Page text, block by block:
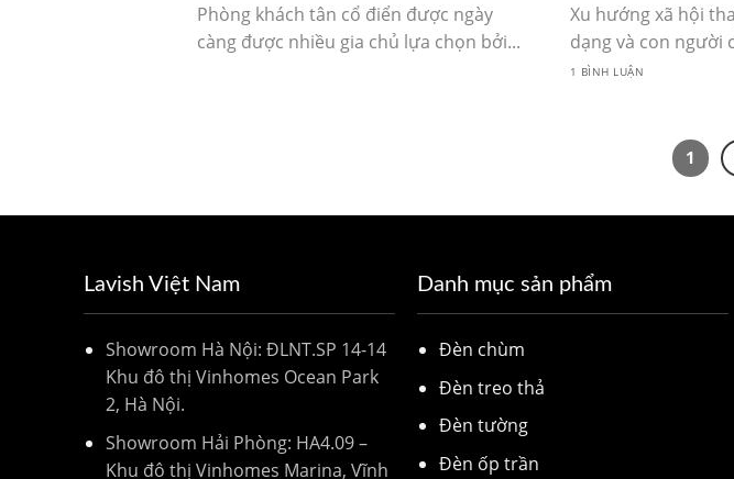
Phòng khách tân cổ điển được ngày
càng được nhiều gia chủ lựa chọn bởi...
Xu hướng xã hội
dạng và con người
1 BÌNH LUẬN
1
Lavish Việt Nam
Showroom Hà Nội: ĐLNT.SP 14-14
Khu đô thị Vinhomes Ocean Park
2, Hà Nội.
Showroom Hải Phòng: HA4.09 –
Khu đô thị Vinhomes Marina, Vĩnh
Danh mục sản phẩm
Đèn chùm
Đèn treo thả
Đèn tường
Đèn ốp trần